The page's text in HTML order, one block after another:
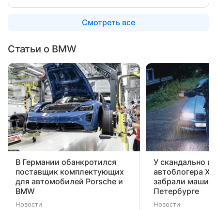
Смотреть все
Статьи о BMW
В Германии обанкротился
поставщик комплектующих
для автомобилей Porsche и
BMW
Новости
У скандально
автоблогера
забрали
Петербурге
Новости